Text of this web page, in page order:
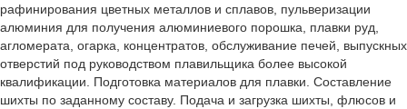
рафинирования цветных металлов и сплавов, пульверизации
алюминия для получения алюминиевого порошка, плавки руд,
агломерата, огарка, концентратов, обслуживание печей, выпускных
отверстий под руководством плавильщика более высокой
квалификации. Подготовка материалов для плавки. Составление
шихты по заданному составу. Подача и загрузка шихты, флюсов и